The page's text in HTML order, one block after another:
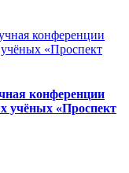
конференции
учёных «Проспект